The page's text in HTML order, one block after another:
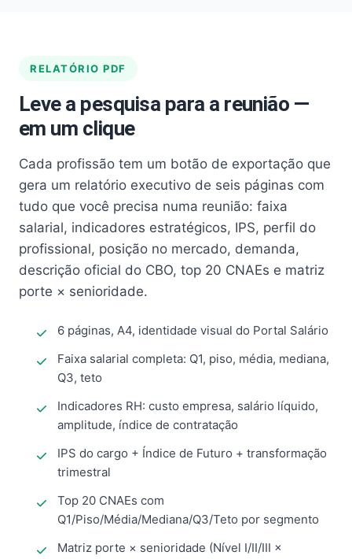
RELATÓRIO PDF
Leve a pesquisa para a reunião —
em um clique
Cada profissão tem um botão de exportação que
gera um relatório executivo de seis páginas com
tudo que você precisa numa reunião: faixa
salarial, indicadores estratégicos, IPS, perfil do
profissional, posição no mercado, demanda,
descrição oficial do CBO, top 20 CNAEs e matriz
porte × senioridade.
6 páginas, A4, identidade visual do Portal Salário
Faixa salarial completa: Q1, piso, média, mediana,
Q3, teto
Indicadores RH: custo empresa, salário líquido,
amplitude, índice de contratação
IPS do cargo + Índice de Futuro + transformação
trimestral
Top 20 CNAEs com
Q1/Piso/Média/Mediana/Q3/Teto por segmento
Matriz porte × senioridade (Nível I/II/III ×